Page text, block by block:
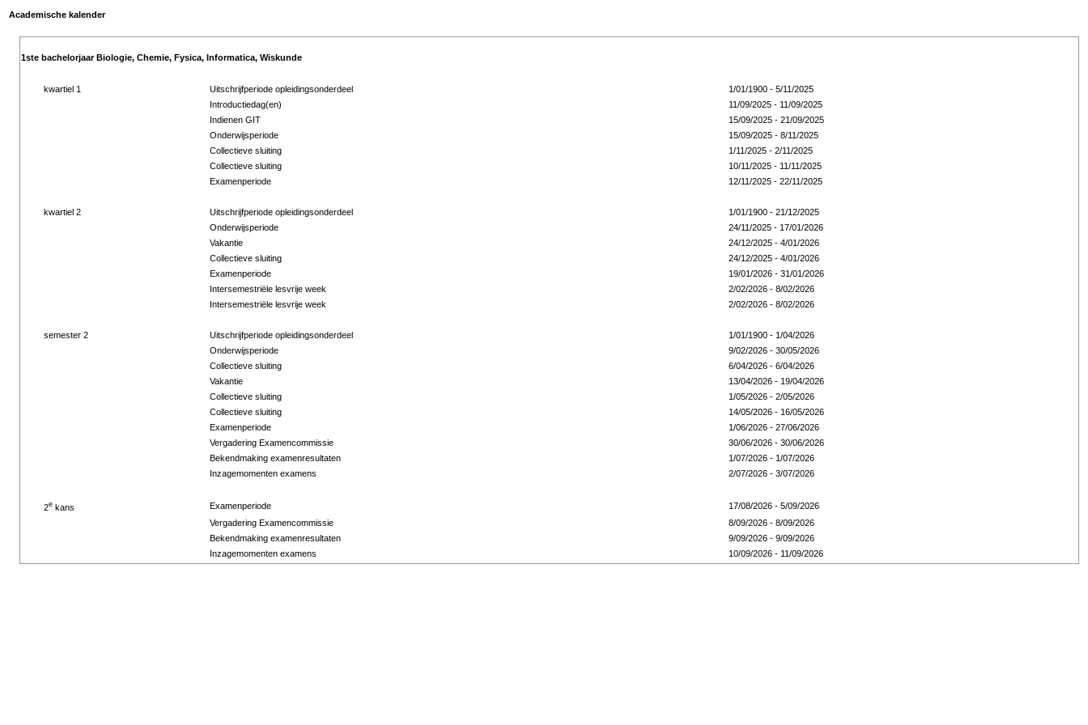
Academische kalender
1ste bachelorjaar Biologie, Chemie, Fysica, Informatica, Wiskunde
kwartiel 1 Uitschrijfperiode opleidingsonderdeel
1/01/1900 - 5/11/2025
Introductiedag(en)
11/09/2025 - 11/09/2025
Indienen GIT
15/09/2025 - 21/09/2025
Onderwijsperiode
15/09/2025 - 8/11/2025
Collectieve sluiting
1/11/2025 - 2/11/2025
Collectieve sluiting
10/11/2025 - 11/11/2025
Examenperiode
12/11/2025 - 22/11/2025
kwartiel 2 Uitschrijfperiode opleidingsonderdeel
1/01/1900 - 21/12/2025
Onderwijsperiode
24/11/2025 - 17/01/2026
Vakantie
24/12/2025 - 4/01/2026
Collectieve sluiting
24/12/2025 - 4/01/2026
Examenperiode
19/01/2026 - 31/01/2026
Intersemestriële lesvrije week
2/02/2026 - 8/02/2026
Intersemestriële lesvrije week
2/02/2026 - 8/02/2026
semester 2 Uitschrijfperiode opleidingsonderdeel
1/01/1900 - 1/04/2026
Onderwijsperiode
9/02/2026 - 30/05/2026
Collectieve sluiting
6/04/2026 - 6/04/2026
Vakantie
13/04/2026 - 19/04/2026
Collectieve sluiting
1/05/2026 - 2/05/2026
Collectieve sluiting
14/05/2026 - 16/05/2026
Examenperiode
1/06/2026 - 27/06/2026
Vergadering Examencommissie
30/06/2026 - 30/06/2026
Bekendmaking examenresultaten
1/07/2026 - 1/07/2026
Inzagemomenten examens
2/07/2026 - 3/07/2026
2e kans Examenperiode
17/08/2026 - 5/09/2026
Vergadering Examencommissie
8/09/2026 - 8/09/2026
Bekendmaking examenresultaten
9/09/2026 - 9/09/2026
Inzagemomenten examens
10/09/2026 - 11/09/2026